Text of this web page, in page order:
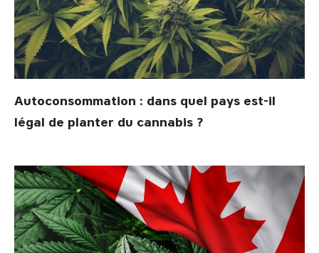
Autoconsommation : dans quel pays est-il
légal de planter du cannabis ?